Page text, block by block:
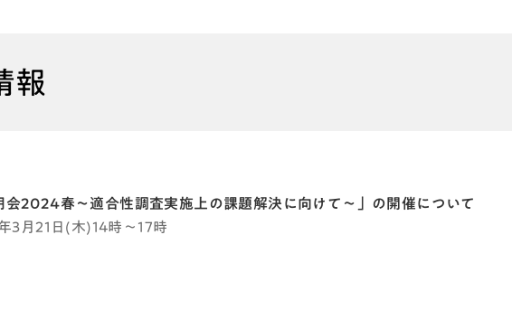
報
会2024春～適合性調査実施上の課題解決に向けて～」の開催について
3月21日(木)14時～17時